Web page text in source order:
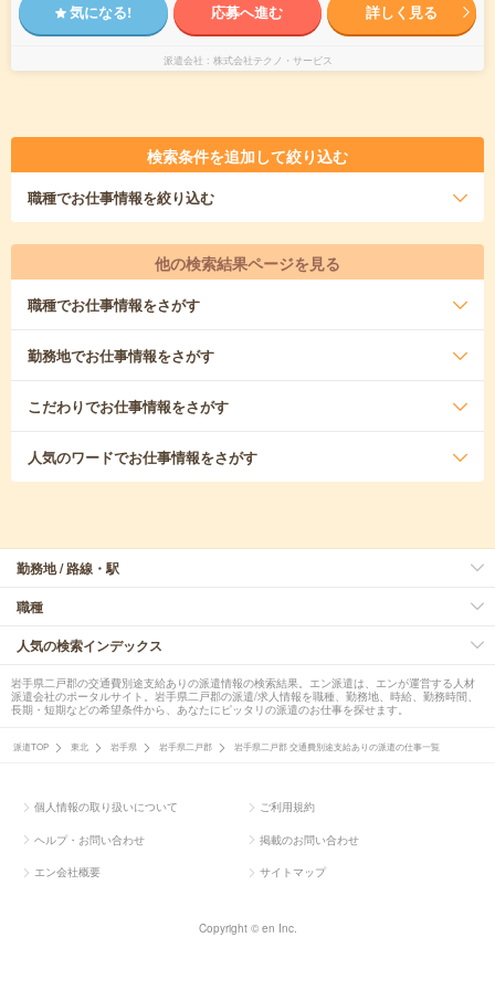
気になる! 応募へ進む 詳しく見る
派遣会社 株式会社テクノ・サービス
検索条件を追加して絞り込む
職種でお仕事情報を絞り込む
他の検索結果ページを見る
職種でお仕事情報をさがす
勤務地でお仕事情報をさがす
こだわりでお仕事情報をさがす
人気のワードでお仕事情報をさがす
勤務地 / 路線・駅
職種
人気の検索インデックス
岩手県二戸郡の交通費別途支給ありの派遣情報の検索結果。エン派遣は、エンが運営する人材
派遣会社のポータルサイト。岩手県二戸郡の派遣/求人情報を職種、勤務地、時給、勤務時間、
長期・短期などの希望条件から、あなたにピッタリの派遣のお仕事を探せます。
派遣TOP 東北 岩手県 岩手県二戸郡 岩手県二戸郡 交通費別途支給ありの派遣の仕事一覧
個人情報の取り扱いについて ご利用規約
ヘルプ・お問い合わせ 掲載のお問い合わせ
エン会社概要 サイトマップ
Copyright © en Inc.